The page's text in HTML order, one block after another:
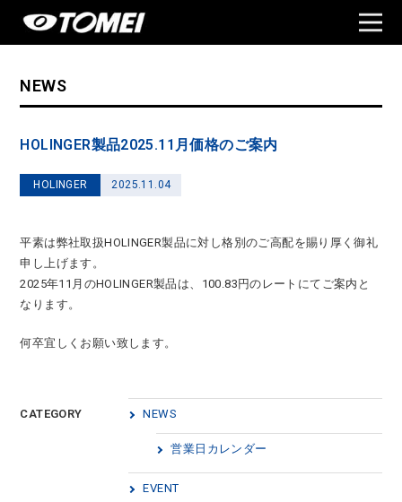
NEWS
HOLINGER製品2025.11月価格のご案内
HOLINGER 2025.11.04
平素は弊社取扱HOLINGER製品に対し格別のご高配を賜り厚く御礼
申し上げます。
2025年11月のHOLINGER製品は、100.83円のレートにてご案内と
なります。
何卒宜しくお願い致します。
CATEGORY NEWS
営業日カレンダー
EVENT